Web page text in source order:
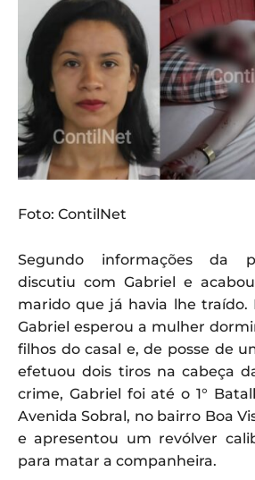
Foto: ContilNet
Segundo informações da
discutiu com Gabriel e
marido que já havia lhe traído.
Gabriel esperou a mulher
filhos do casal e, de posse de
efetuou dois tiros na cabeça
crime, Gabriel foi até o 1°
Avenida Sobral, no bairro Boa
e apresentou um revólver
para matar a companheira.